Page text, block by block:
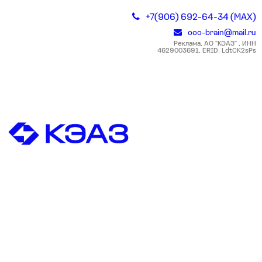
+7(906) 692-64-34 (MAX)
ooo-brain@mail.ru
Реклама, АО "КЭАЗ" , ИНН
4629003691, ERID: LdtCK2sPs